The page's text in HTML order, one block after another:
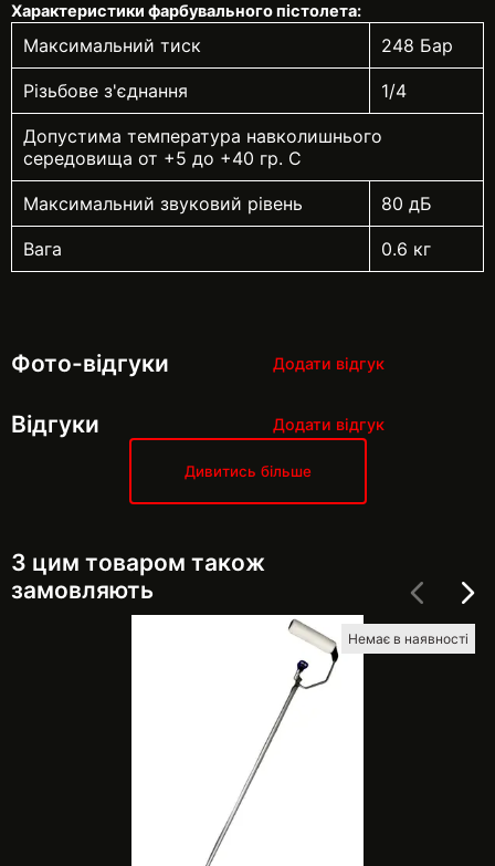
Характеристики фарбувального пістолета:
Максимальний тиск 248 Бар
Різьбове з'єднання 1/4
Допустима температура навколишнього
середовища от +5 до +40 гр. С
Максимальний звуковий рівень 80 дБ
Вага 0.6 кг
Фото-відгуки Додати відгук
Відгуки Додати відгук
Дивитись більше
З цим товаром також
замовляють
Немає в наявності